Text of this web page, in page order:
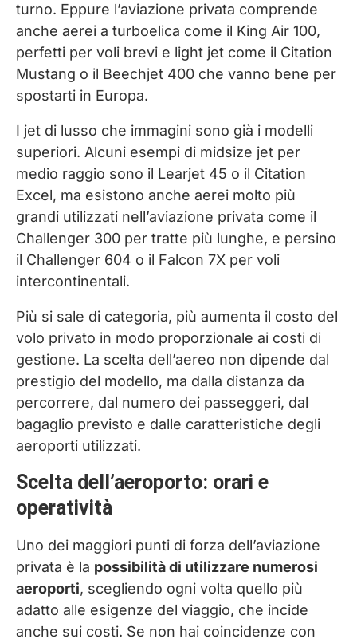
turno. Eppure l’aviazione privata comprende
anche aerei a turboelica come il King Air 100,
perfetti per voli brevi e light jet come il Citation
Mustang o il Beechjet 400 che vanno bene per
spostarti in Europa.
I jet di lusso che immagini sono già i modelli
superiori. Alcuni esempi di midsize jet per
medio raggio sono il Learjet 45 o il Citation
Excel, ma esistono anche aerei molto più
grandi utilizzati nell’aviazione privata come il
Challenger 300 per tratte più lunghe, e persino
il Challenger 604 o il Falcon 7X per voli
intercontinentali.
Più si sale di categoria, più aumenta il costo del
volo privato in modo proporzionale ai costi di
gestione. La scelta dell’aereo non dipende dal
prestigio del modello, ma dalla distanza da
percorrere, dal numero dei passeggeri, dal
bagaglio previsto e dalle caratteristiche degli
aeroporti utilizzati.
Scelta dell’aeroporto: orari e
operatività
Uno dei maggiori punti di forza dell’aviazione
privata è la possibilità di utilizzare numerosi
aeroporti, scegliendo ogni volta quello più
adatto alle esigenze del viaggio, che incide
anche sui costi. Se non hai coincidenze con